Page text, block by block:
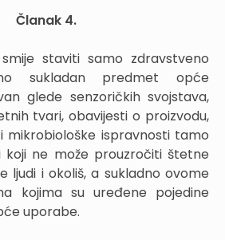
Članak 4.
staviti samo zdravstveno
sukladan predmet opće
glede senzoričkih svojstava,
tvari, obavijesti o proizvodu,
mikrobiološke ispravnosti tamo
ne može prouzročiti štetne
ljudi i okoliš, a sukladno ovome
kojima su uređene pojedine
uporabe.